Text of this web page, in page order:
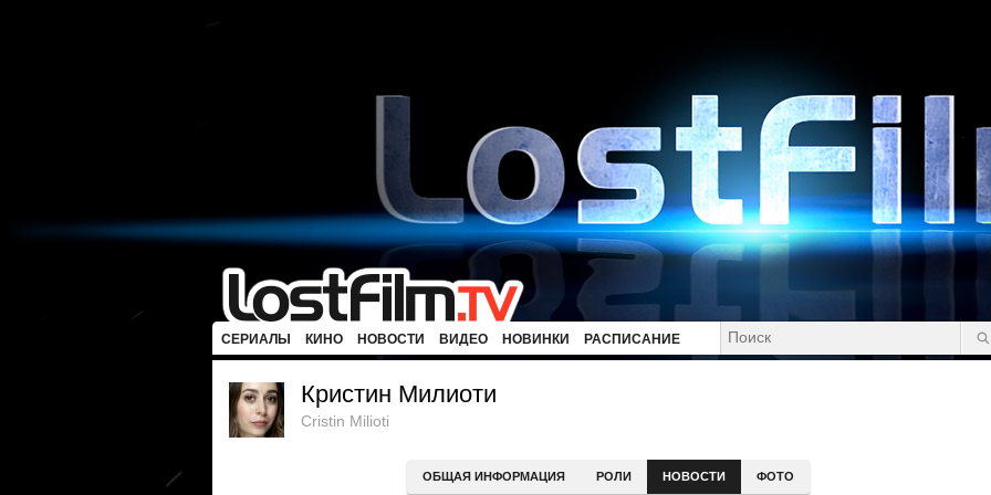
СЕРИАЛЫ КИНО НОВОСТИ ВИДЕО НОВИНКИ РАСПИСАНИЕ
Кристин Милиоти
Cristin Milioti
ОБЩАЯ ИНФОРМАЦИЯ РОЛИ НОВОСТИ ФОТО